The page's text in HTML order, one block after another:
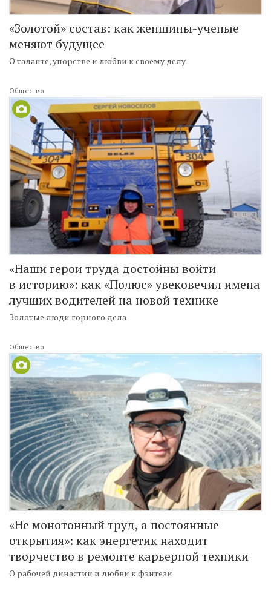
«Золотой» состав: как женщины-ученые
меняют будущее
О таланте, упорстве и любви к своему делу
Общество
«Наши герои труда достойны войти
в историю»: как «Полюс» увековечил имена
лучших водителей на новой технике
Золотые люди горного дела
Общество
«Не монотонный труд, а постоянные
открытия»: как энергетик находит
творчество в ремонте карьерной техники
О рабочей династии и любви к фэнтези